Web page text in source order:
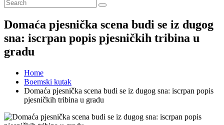
Domaća pjesnička scena budi se iz dugog
sna: iscrpan popis pjesničkih tribina u
gradu
Home
Boemski kutak
Domaća pjesnička scena budi se iz dugog sna: iscrpan popis
pjesničkih tribina u gradu